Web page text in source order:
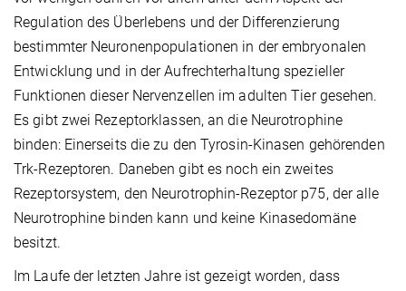
Regulation des Überlebens und der Differenzierung
bestimmter Neuronenpopulationen in der embryonalen
Entwicklung und in der Aufrechterhaltung spezieller
Funktionen dieser Nervenzellen im adulten Tier gesehen.
Es gibt zwei Rezeptorklassen, an die Neurotrophine
binden: Einerseits die zu den Tyrosin-Kinasen gehörenden
Trk-Rezeptoren. Daneben gibt es noch ein zweites
Rezeptorsystem, den Neurotrophin-Rezeptor p75, der alle
Neurotrophine binden kann und keine Kinasedomäne
besitzt.
Im Laufe der letzten Jahre ist gezeigt worden, dass